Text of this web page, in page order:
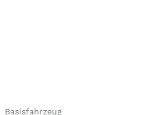
Basisfahrzeug